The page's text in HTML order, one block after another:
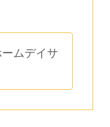
ムデイサ